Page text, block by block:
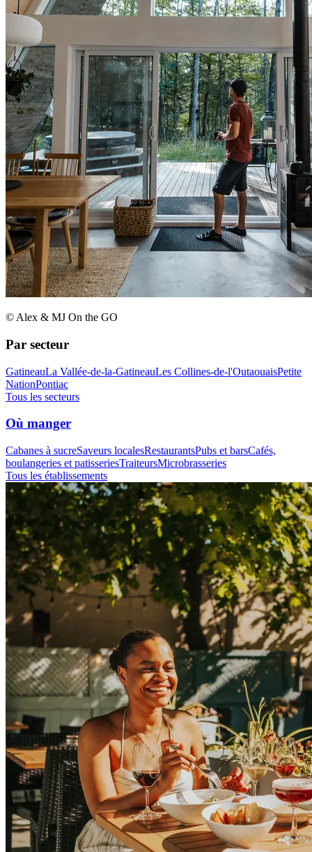
© Alex & MJ On the GO
Par secteur
GatineauLa Vallée-de-la-GatineauLes Collines-de-l'OutaouaisPetite
NationPontiac
Tous les secteurs
Où manger
Cabanes à sucreSaveurs localesRestaurantsPubs et barsCafés,
boulangeries et patisseriesTraiteursMicrobrasseries
Tous les établissements